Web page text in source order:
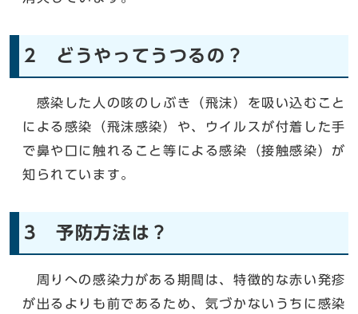
2 どうやってうつるの？
感染した人の咳のしぶき（飛沫）を吸い込むこと
による感染（飛沫感染）や、ウイルスが付着した手
で鼻や口に触れること等による感染（接触感染）が
知られています。
3 予防方法は？
周りへの感染力がある期間は、特徴的な赤い発疹
が出るよりも前であるため、気づかないうちに感染